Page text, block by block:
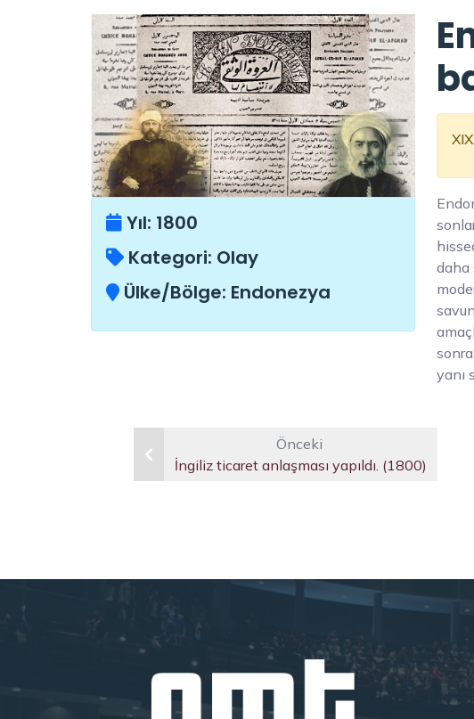
Yıl: 1800
Kategori: Olay
Ülke/Bölge: Endonezya
daha
yanı
Önceki
İngiliz ticaret anlaşması yapıldı. (1800)